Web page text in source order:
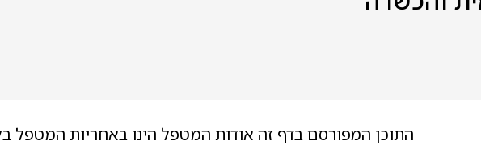
התוכן המפורסם בדף זה אודות המטפל הינו באחריות המטפל